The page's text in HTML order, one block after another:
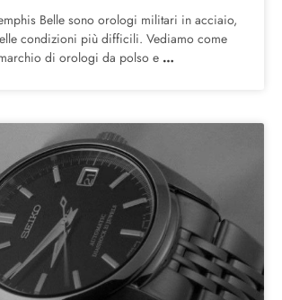
Belle sono orologi militari in acciaio,
condizioni più difficili. Vediamo come
di orologi da polso e